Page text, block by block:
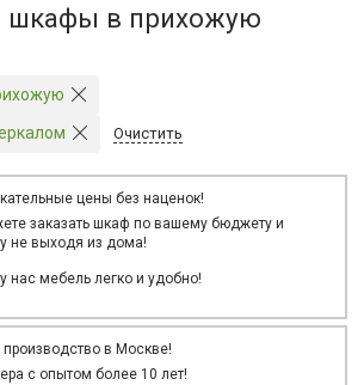
шкафы в прихожую
Очистить
цены без наценок!
заказать шкаф по вашему бюджету и
не выходя из дома!
у нас мебель легко и удобно!
в Москве!
с опытом более 10 лет!